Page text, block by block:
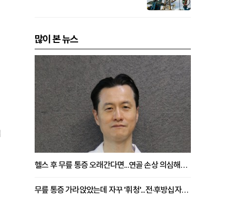
많이 본 뉴스
헬스 후 무릎 통증 오래간다면...연골 손상 의심해야 [김상범 원장 칼럼]
무릎 통증 가라앉았는데 자꾸 '휘청'...전·후방십자인대 파열 확인해야 [곽우경 원장 칼럼]